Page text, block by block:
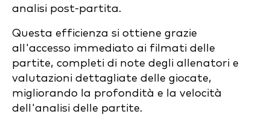
analisi post-partita.
Questa efficienza si ottiene grazie
all'accesso immediato ai filmati delle
partite, completi di note degli allenatori e
valutazioni dettagliate delle giocate,
migliorando la profondità e la velocità
dell'analisi delle partite.